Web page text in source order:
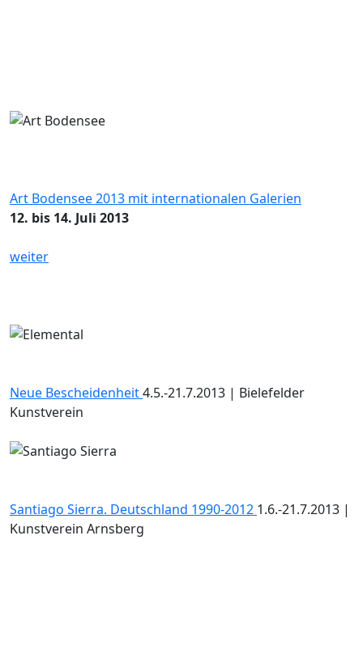
Art Bodensee 2013 mit internationalen Galerien
12. bis 14. Juli 2013
weiter
Neue Bescheidenheit4.5.-21.7.2013 | Bielefelder
Kunstverein
Santiago Sierra. Deutschland 1990-2012 1.6.-21.7.2013 |
Kunstverein Arnsberg